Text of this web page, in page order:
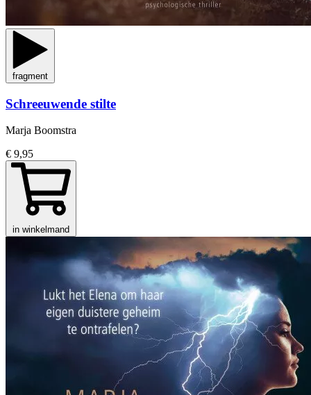
fragment
Schreeuwende stilte
Marja Boomstra
€ 9,95
in winkelmand